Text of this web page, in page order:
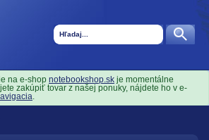
na e-shop notebookshop.sk je momentálne
zakúpiť tovar z našej ponuky, nájdete ho v e-
.